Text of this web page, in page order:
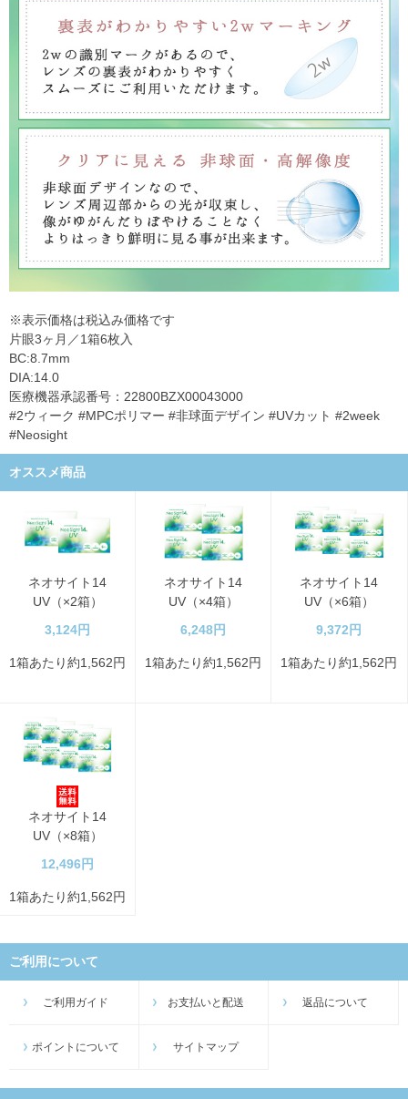
※表示価格は税込み価格です
片眼3ヶ月／1箱6枚入
BC:8.7mm
DIA:14.0
医療機器承認番号：22800BZX00043000
#2ウィーク #MPCポリマー #非球面デザイン #UVカット #2week
#Neosight
オススメ商品
ネオサイト14
UV（×2箱）
3,124円
1箱あたり約1,562円
ネオサイト14
UV（×4箱）
6,248円
1箱あたり約1,562円
ネオサイト14
UV（×6箱）
9,372円
1箱あたり約1,562円
ネオサイト14
UV（×8箱）
12,496円
1箱あたり約1,562円
ご利用について
ご利用ガイド お支払いと配送 返品について
ポイントについて サイトマップ